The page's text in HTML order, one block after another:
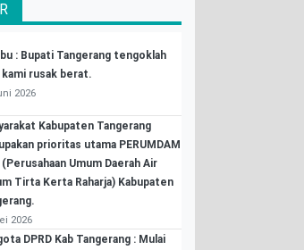
: Bupati Tangerang tengoklah
kami rusak berat.
2026
Kabupaten Tangerang
prioritas utama PERUMDAM
(Perusahaan Umum Daerah Air
Tirta Kerta Raharja) Kabupaten
2026
DPRD Kab Tangerang : Mulai